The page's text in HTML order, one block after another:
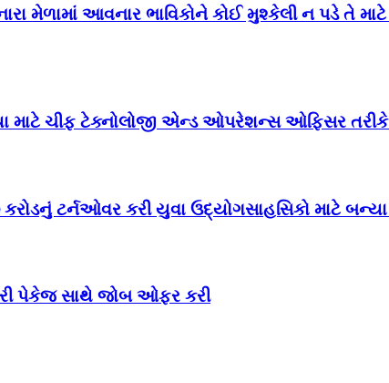
મેળામાં આવનાર ભાવિકોને કોઈ મુશ્કેલી ન પડે તે
માટે ચીફ ટેક્નોલોજી એન્ડ ઓપરેશન્સ ઓફિસર
ટર્નઓવર કરી યુવા ઉદ્યોગસાહસિકો માટે
પેકેજ સાથે જોબ ઓફર કરી